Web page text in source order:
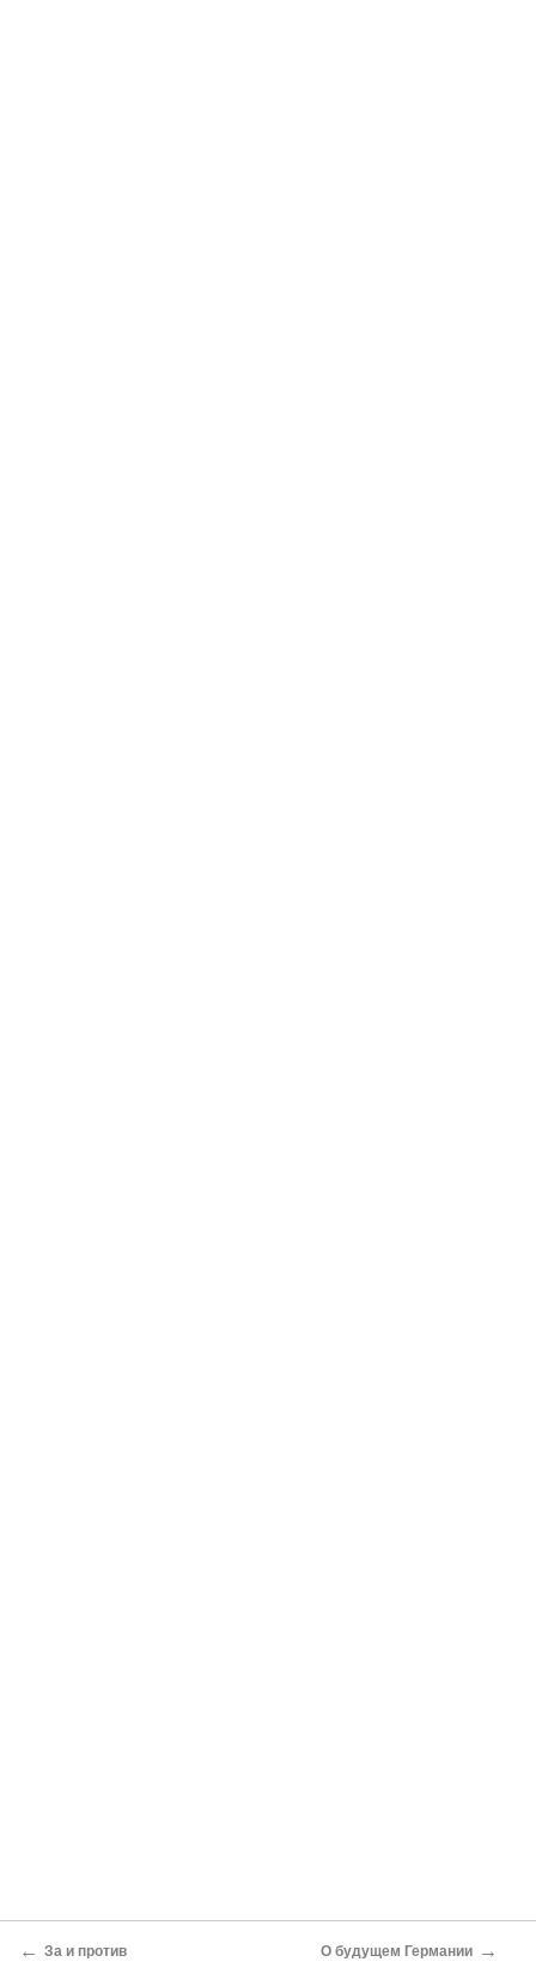
← За и против О будущем Германии →